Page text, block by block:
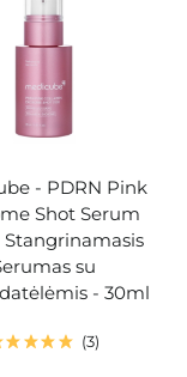
- PDRN Pink
Shot Serum
Stangrinamasis
su
- 30ml
3